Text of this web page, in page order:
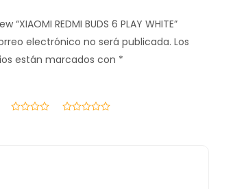
REDMI BUDS 6 PLAY WHITE”
electrónico no será publicada. Los
están marcados con *